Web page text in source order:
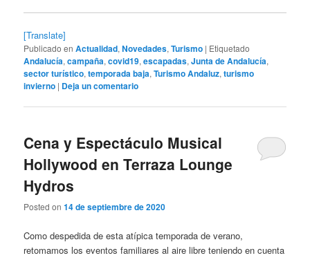
[Translate]
Publicado en Actualidad,Novedades,Turismo | Etiquetado
Andalucía,campaña,covid19,escapadas,Junta de Andalucía,
sector turístico,temporada baja,Turismo Andaluz,turismo
invierno | Deja un comentario
Cena y Espectáculo Musical
Hollywood en Terraza Lounge
Hydros
Posted on14 de septiembre de 2020
Como despedida de esta atípica temporada de verano,
retomamos los eventos familiares al aire libre teniendo en cuenta